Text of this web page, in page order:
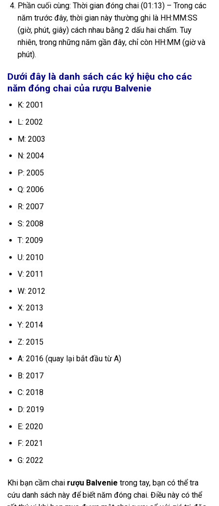
Phần cuối cùng: Thời gian đóng chai (01:13) – Trong các
năm trước đây, thời gian này thường ghi là HH:MM:SS
(giờ, phút, giây) cách nhau bằng 2 dấu hai chấm. Tuy
nhiên, trong những năm gần đây, chỉ còn HH:MM (giờ và
phút).
Dưới đây là danh sách các ký hiệu cho các
năm đóng chai của rượu Balvenie
K: 2001
L: 2002
M: 2003
N: 2004
P: 2005
Q: 2006
R: 2007
S: 2008
T: 2009
U: 2010
V: 2011
W: 2012
X: 2013
Y: 2014
Z: 2015
A: 2016 (quay lại bắt đầu từ A)
B: 2017
C: 2018
D: 2019
E: 2020
F: 2021
G: 2022
Khi bạn cầm chai rượu Balvenie trong tay, bạn có thể tra
cứu danh sách này để biết năm đóng chai. Điều này có thể